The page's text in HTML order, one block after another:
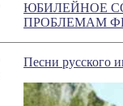
ЮБИЛЕЙНОЕ
ПРОБЛЕМАМ
Песни русского